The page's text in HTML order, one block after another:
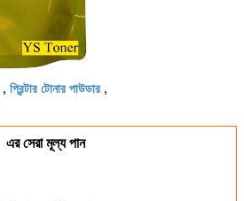
, প্রিন্টার টোনার পাউডার ,
এর সেরা মূল্য পান